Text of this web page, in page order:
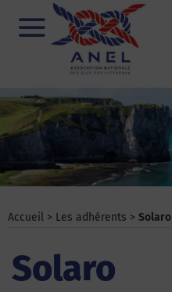
Menu
Accueil > Les adhérents > Solaro
Solaro